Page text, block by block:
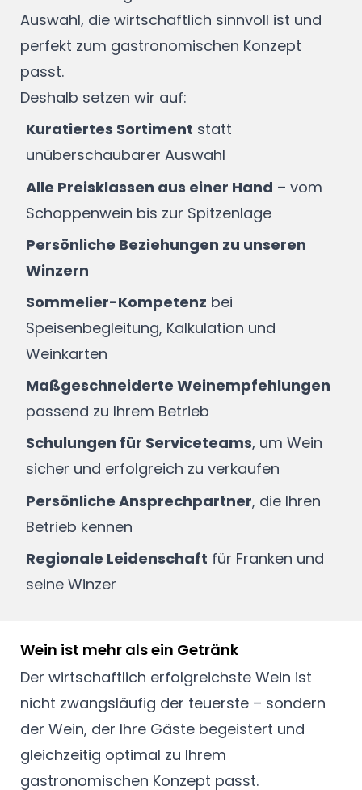
Auswahl, die wirtschaftlich sinnvoll ist und
perfekt zum gastronomischen Konzept
passt.
Deshalb setzen wir auf:
Kuratiertes Sortiment statt
unüberschaubarer Auswahl
Alle Preisklassen aus einer Hand – vom
Schoppenwein bis zur Spitzenlage
Persönliche Beziehungen zu unseren
Winzern
Sommelier-Kompetenz bei
Speisenbegleitung, Kalkulation und
Weinkarten
Maßgeschneiderte Weinempfehlungen
passend zu Ihrem Betrieb
Schulungen für Serviceteams, um Wein
sicher und erfolgreich zu verkaufen
Persönliche Ansprechpartner, die Ihren
Betrieb kennen
Regionale Leidenschaft für Franken und
seine Winzer
Wein ist mehr als ein Getränk
Der wirtschaftlich erfolgreichste Wein ist
nicht zwangsläufig der teuerste – sondern
der Wein, der Ihre Gäste begeistert und
gleichzeitig optimal zu Ihrem
gastronomischen Konzept passt.